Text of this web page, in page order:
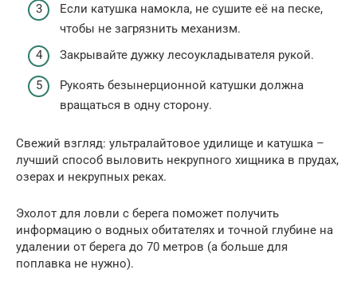
Если катушка намокла, не сушите её на песке,
чтобы не загрязнить механизм.
Закрывайте дужку лесоукладывателя рукой.
Рукоять безынерционной катушки должна
вращаться в одну сторону.
Свежий взгляд: ультралайтовое удилище и катушка –
лучший способ выловить некрупного хищника в прудах,
озерах и некрупных реках.
Эхолот для ловли с берега поможет получить
информацию о водных обитателях и точной глубине на
удалении от берега до 70 метров (а больше для
поплавка не нужно).